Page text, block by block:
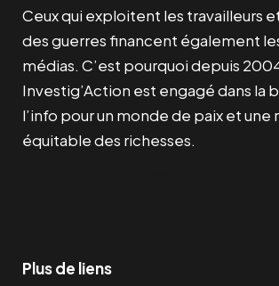
Ceux qui exploitent les travailleurs
des guerres financent également
médias. C’est pourquoi depuis
Investig’Action est engagé dans la
l’info pour un monde de paix et
équitable des richesses.
Plus de liens